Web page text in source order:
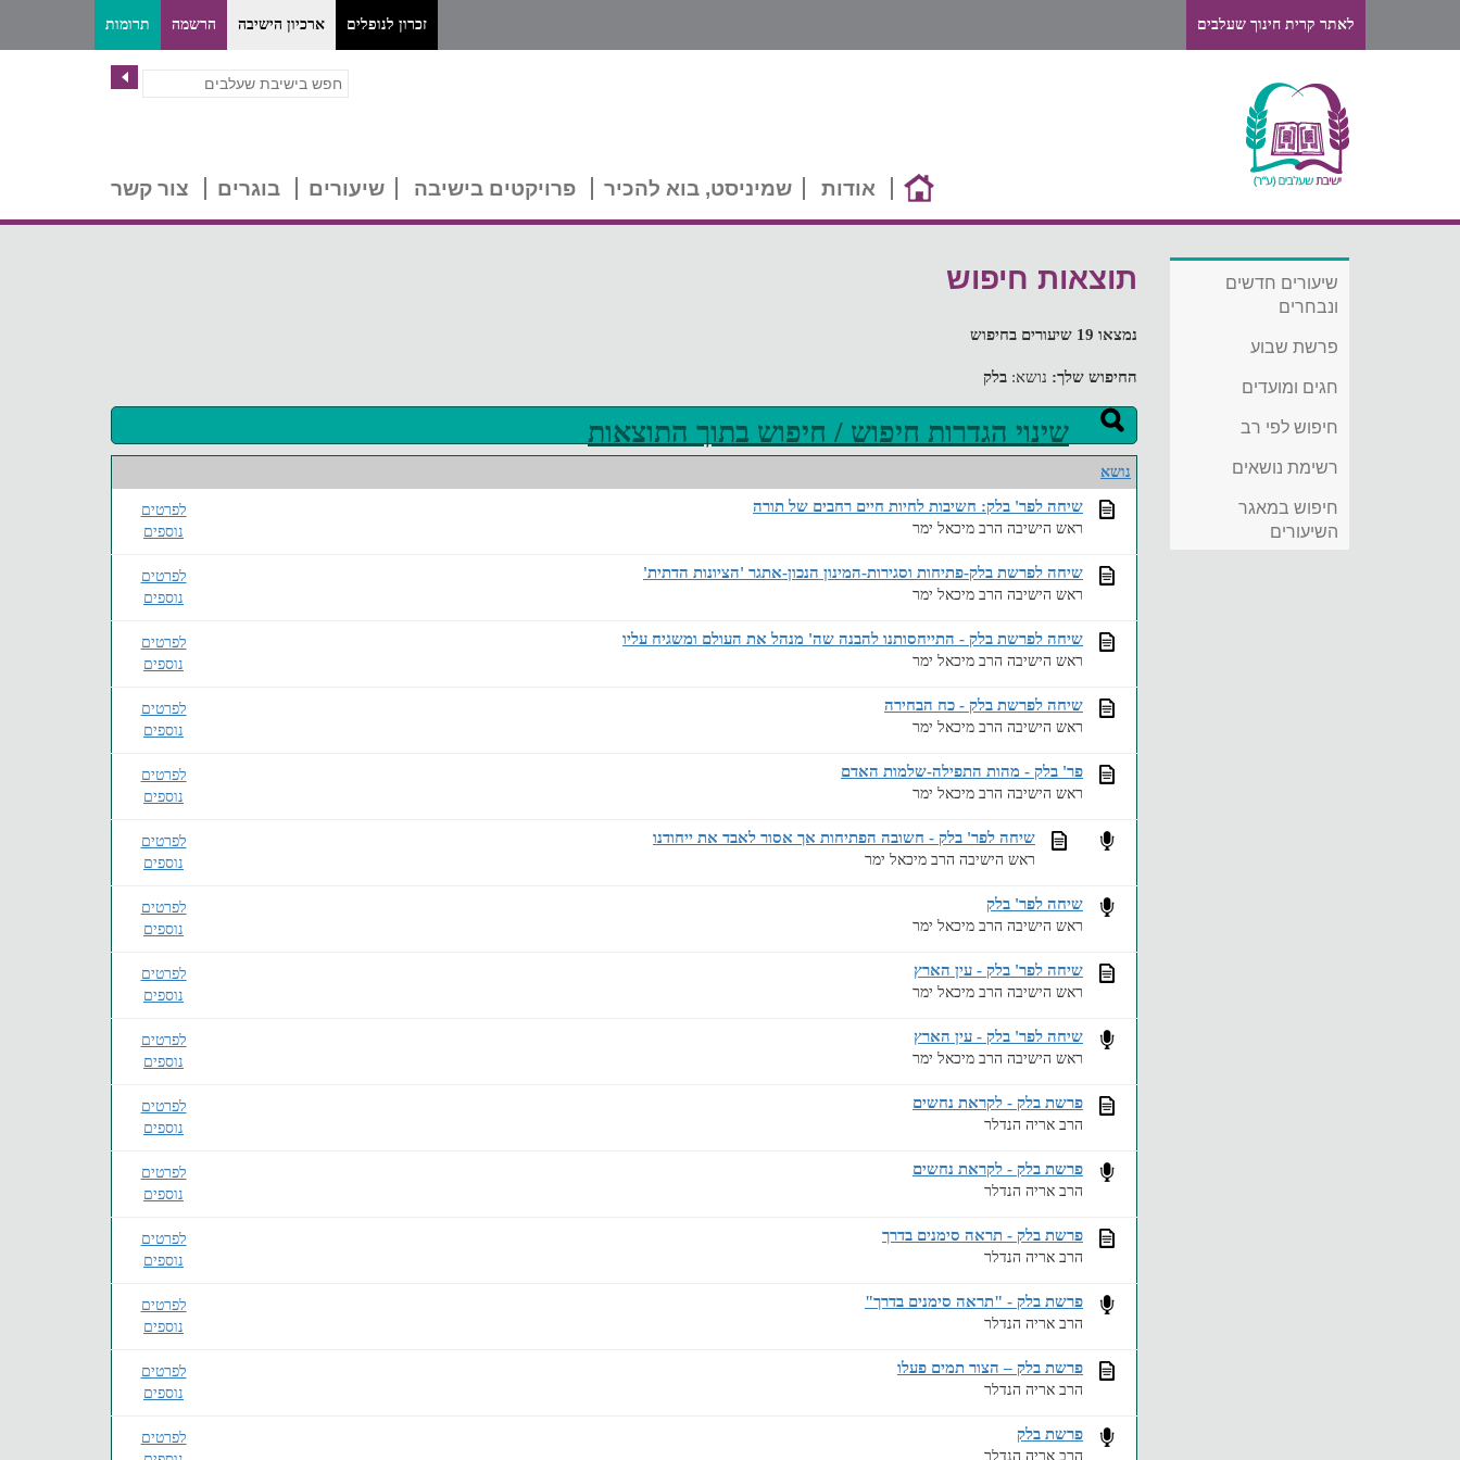
תרומות הרשמה ארכיון הישיבה זכרון לנופלים לאתר קרית חינוך שעלבים
אודות שמיניסט, בוא להכיר פרויקטים בישיבה שיעורים בוגרים צור קשר
שיעורים חדשים
ונבחרים
פרשת שבוע
חגים ומועדים
חיפוש לפי רב
רשימת נושאים
חיפוש במאגר
השיעורים
תוצאות חיפוש
נמצאו 19 שיעורים בחיפוש
החיפוש שלך: נושא: בלק
שינוי הגדרות חיפוש / חיפוש בתוך התוצאות
נושא
לפרטים
נוספים
שיחה לפר' בלק: חשיבות לחיות חיים רחבים של תורה
ראש הישיבה הרב מיכאל ימר
לפרטים
נוספים
שיחה לפרשת בלק-פתיחות וסגירות-המינון הנכון-אתגר 'הציונות הדתית'
ראש הישיבה הרב מיכאל ימר
לפרטים
נוספים
שיחה לפרשת בלק - התייחסותנו להבנה שה' מנהל את העולם ומשגיח עליו
ראש הישיבה הרב מיכאל ימר
לפרטים
נוספים
שיחה לפרשת בלק - כח הבחירה
ראש הישיבה הרב מיכאל ימר
לפרטים
נוספים
פר' בלק - מהות התפילה-שלמות האדם
ראש הישיבה הרב מיכאל ימר
לפרטים
נוספים
שיחה לפר' בלק - חשובה הפתיחות אך אסור לאבד את ייחודנו
ראש הישיבה הרב מיכאל ימר
לפרטים
נוספים
שיחה לפר' בלק
ראש הישיבה הרב מיכאל ימר
לפרטים
נוספים
שיחה לפר' בלק - עין הארץ
ראש הישיבה הרב מיכאל ימר
לפרטים
נוספים
שיחה לפר' בלק - עין הארץ
ראש הישיבה הרב מיכאל ימר
לפרטים
נוספים
פרשת בלק - לקראת נחשים
הרב אריה הנדלר
לפרטים
נוספים
פרשת בלק - לקראת נחשים
הרב אריה הנדלר
לפרטים
נוספים
פרשת בלק - תראה סימנים בדרך
הרב אריה הנדלר
לפרטים
נוספים
פרשת בלק - "תראה סימנים בדרך"
הרב אריה הנדלר
לפרטים
נוספים
פרשת בלק – הצור תמים פעלו
הרב אריה הנדלר
לפרטים
פרשת בלק
הרב אריה הנדלר